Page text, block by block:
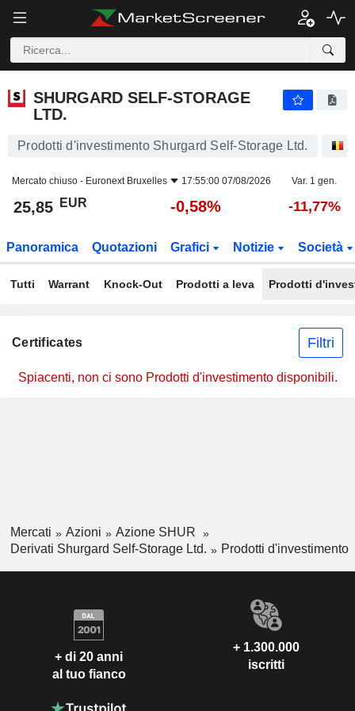
SHURGARD SELF-STORAGE
LTD.
Prodotti d'investimento Shurgard Self-Storage Ltd.
Mercato chiuso - Euronext Bruxelles 17:55:00 07/08/2026 Var. 1 gen.
25,85 EUR -0,58% -11,77%
Panoramica Quotazioni Grafici Notizie Società
Tutti Warrant Knock-Out Prodotti a leva Prodotti
Certificates Filtri
Spiacenti, non ci sono Prodotti d'investimento disponibili.
Mercati Azioni
Azione SHUR
Derivati Shurgard Self-Storage Ltd.
Prodotti d'investimento
+ di 20 anni
al tuo fianco
+ 1.300.000
iscritti